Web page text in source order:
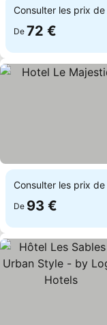
Consulter les prix de
De 72 €
Consulter les prix de
De 93 €